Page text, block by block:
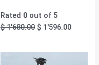
Rated 0out of 5
$1'680.00 $1'596.00